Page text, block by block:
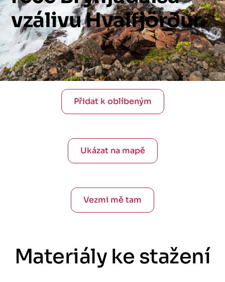
vzálivuHvalfjörður.
Přidat k oblíbeným
Ukázat na mapě
Vezmi mě tam
Materiály ke stažení